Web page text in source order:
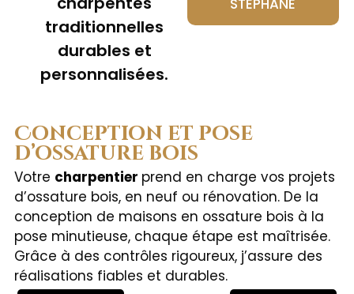
traditionnelles
durables et
personnalisées.
STEPHANE
Conception et pose
d’ossature bois
Votre charpentier prend en charge vos projets
d’ossature bois, en neuf ou rénovation. De la
conception de maisons en ossature bois à la
pose minutieuse, chaque étape est maîtrisée.
Grâce à des contrôles rigoureux, j’assure des
réalisations fiables et durables.